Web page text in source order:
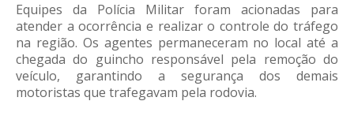
Equipes da Polícia Militar foram acionadas para
atender a ocorrência e realizar o controle do tráfego
na região. Os agentes permaneceram no local até a
chegada do guincho responsável pela remoção do
veículo, garantindo a segurança dos demais
motoristas que trafegavam pela rodovia.